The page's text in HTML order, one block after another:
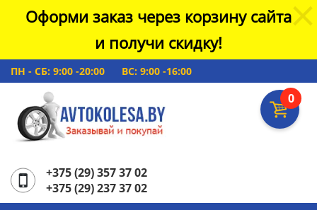
Оформи заказ через корзину сайта
и получи скидку!
ПН - СБ: 9:00 -20:00 ВС: 9:00 -16:00
0
+375 (29) 357 37 02
+375 (29) 237 37 02